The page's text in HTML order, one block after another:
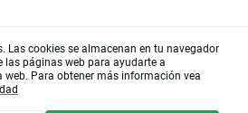
Las cookies se almacenan en tu navegador
páginas web para ayudarte a
web. Para obtener más información vea